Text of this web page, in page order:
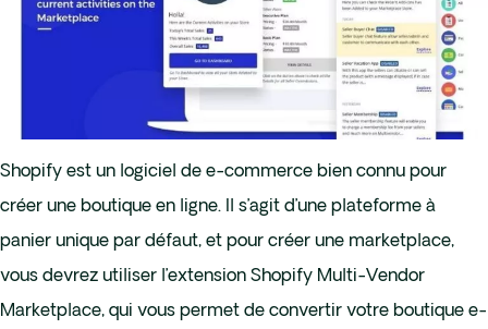
Shopify est un logiciel de e-commerce bien connu pour
créer une boutique en ligne. Il s’agit d’une plateforme à
panier unique par défaut, et pour créer une marketplace,
vous devrez utiliser l’extension Shopify Multi-Vendor
Marketplace, qui vous permet de convertir votre boutique e-